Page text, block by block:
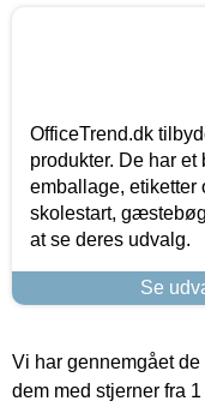
OfficeTrend.dk
produkter. De har
emballage, etiketter
skolestart,
at se deres udvalg.
Se
Vi har gennemgået
dem med stjerner fra